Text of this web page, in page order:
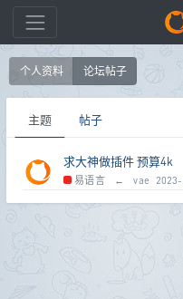
个人资料 论坛帖子
主题 帖子
求大神做插件 预算4k
易语言 ← vae